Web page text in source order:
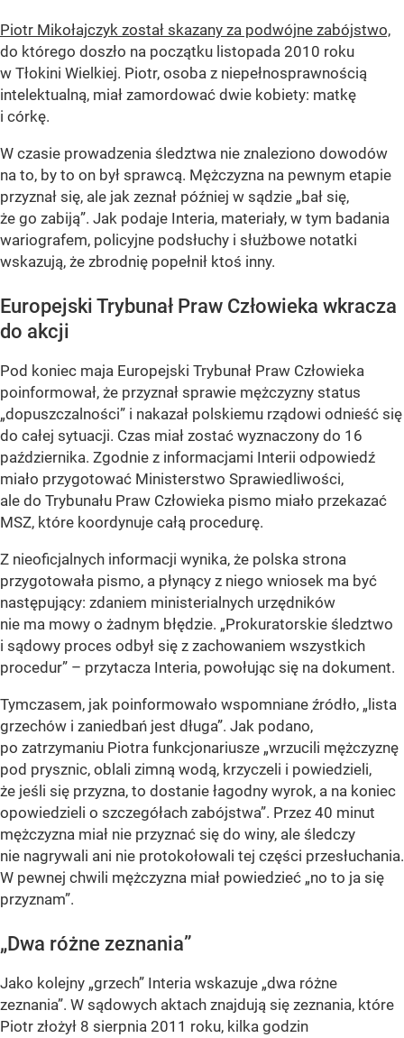
Piotr Mikołajczyk został skazany za podwójne zabójstwo,
do którego doszło na początku listopada 2010 roku
w Tłokini Wielkiej. Piotr, osoba z niepełnosprawnością
intelektualną, miał zamordować dwie kobiety: matkę
i córkę.
W czasie prowadzenia śledztwa nie znaleziono dowodów
na to, by to on był sprawcą. Mężczyzna na pewnym etapie
przyznał się, ale jak zeznał później w sądzie „bał się,
że go zabiją”. Jak podaje Interia, materiały, w tym badania
wariografem, policyjne podsłuchy i służbowe notatki
wskazują, że zbrodnię popełnił ktoś inny.
Europejski Trybunał Praw Człowieka wkracza
do akcji
Pod koniec maja Europejski Trybunał Praw Człowieka
poinformował, że przyznał sprawie mężczyzny status
„dopuszczalności” i nakazał polskiemu rządowi odnieść się
do całej sytuacji. Czas miał zostać wyznaczony do 16
października. Zgodnie z informacjami Interii odpowiedź
miało przygotować Ministerstwo Sprawiedliwości,
ale do Trybunału Praw Człowieka pismo miało przekazać
MSZ, które koordynuje całą procedurę.
Z nieoficjalnych informacji wynika, że polska strona
przygotowała pismo, a płynący z niego wniosek ma być
następujący: zdaniem ministerialnych urzędników
nie ma mowy o żadnym błędzie. „Prokuratorskie śledztwo
i sądowy proces odbył się z zachowaniem wszystkich
procedur” – przytacza Interia, powołując się na dokument.
Tymczasem, jak poinformowało wspomniane źródło, „lista
grzechów i zaniedbań jest długa”. Jak podano,
po zatrzymaniu Piotra funkcjonariusze „wrzucili mężczyznę
pod prysznic, oblali zimną wodą, krzyczeli i powiedzieli,
że jeśli się przyzna, to dostanie łagodny wyrok, a na koniec
opowiedzieli o szczegółach zabójstwa”. Przez 40 minut
mężczyzna miał nie przyznać się do winy, ale śledczy
nie nagrywali ani nie protokołowali tej części przesłuchania.
W pewnej chwili mężczyzna miał powiedzieć „no to ja się
przyznam”.
„Dwa różne zeznania”
Jako kolejny „grzech” Interia wskazuje „dwa różne
zeznania”. W sądowych aktach znajdują się zeznania, które
Piotr złożył 8 sierpnia 2011 roku, kilka godzin